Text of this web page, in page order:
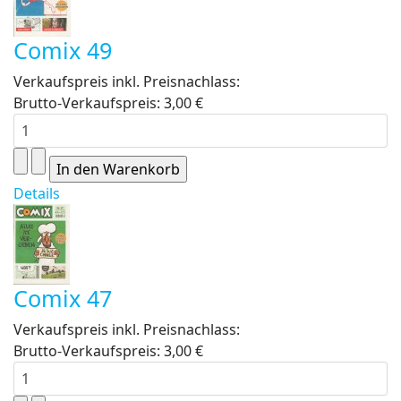
Comix 49
Verkaufspreis inkl. Preisnachlass:
Brutto-Verkaufspreis: 3,00 €
Details
Comix 47
Verkaufspreis inkl. Preisnachlass:
Brutto-Verkaufspreis: 3,00 €